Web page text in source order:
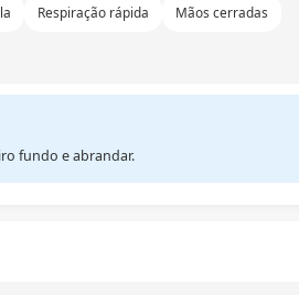
Respiração rápida Mãos cerradas
fundo e abrandar.